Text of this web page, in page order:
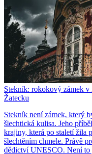
Stekník: rokokový zámek v
Žatecku
Stekník není zámek, který
šlechtická kulisa. Jeho
krajiny, která po staletí žila
šlechtěním chmele. Právě
dědictví UNESCO. Není to